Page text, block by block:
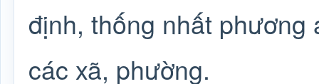
định, thống nhất phương
các xã, phường.